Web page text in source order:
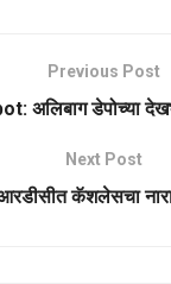
Previous Post
अलिबाग डेपोच्या
Next Post
कॅशलेसचा